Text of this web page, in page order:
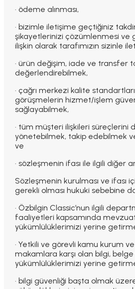
· ödeme alınması,
· bizimle iletişime geçtiğiniz
şikayetlerinizi çözümlenmesi ve
ilişkin olarak tarafımızın sizinle
· ürün değişim, iade ve transfer
değerlendirebilmek,
· çağrı merkezi kalite
görüşmelerin hizmet/işlem
sağlayabilmek,
· tüm müşteri ilişkileri süreçlerini
yönetebilmek, takip edebilmek
ve
· sözleşmenin ifası ile ilgili diğer
Sözleşmenin kurulması ve ifası
gerekli olması hukuki sebebine
· Özbilgin Classic’nun ilgili
faaliyetleri kapsamında
yükümlülüklerimizi yerine
· Yetkili ve görevli kamu kurum
makamlara karşı olan bilgi,
yükümlülüklerimizi yerine
· bilgi güvenliği başta olmak